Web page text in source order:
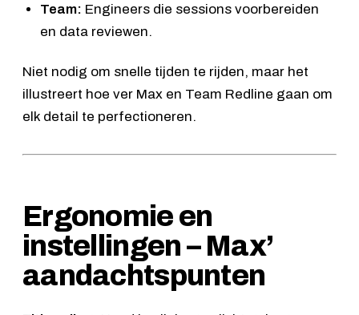
Team: Engineers die sessions voorbereiden
en data reviewen.
Niet nodig om snelle tijden te rijden, maar het
illustreert hoe ver Max en Team Redline gaan om
elk detail te perfectioneren.
Ergonomie en
instellingen – Max’
aandachtspunten